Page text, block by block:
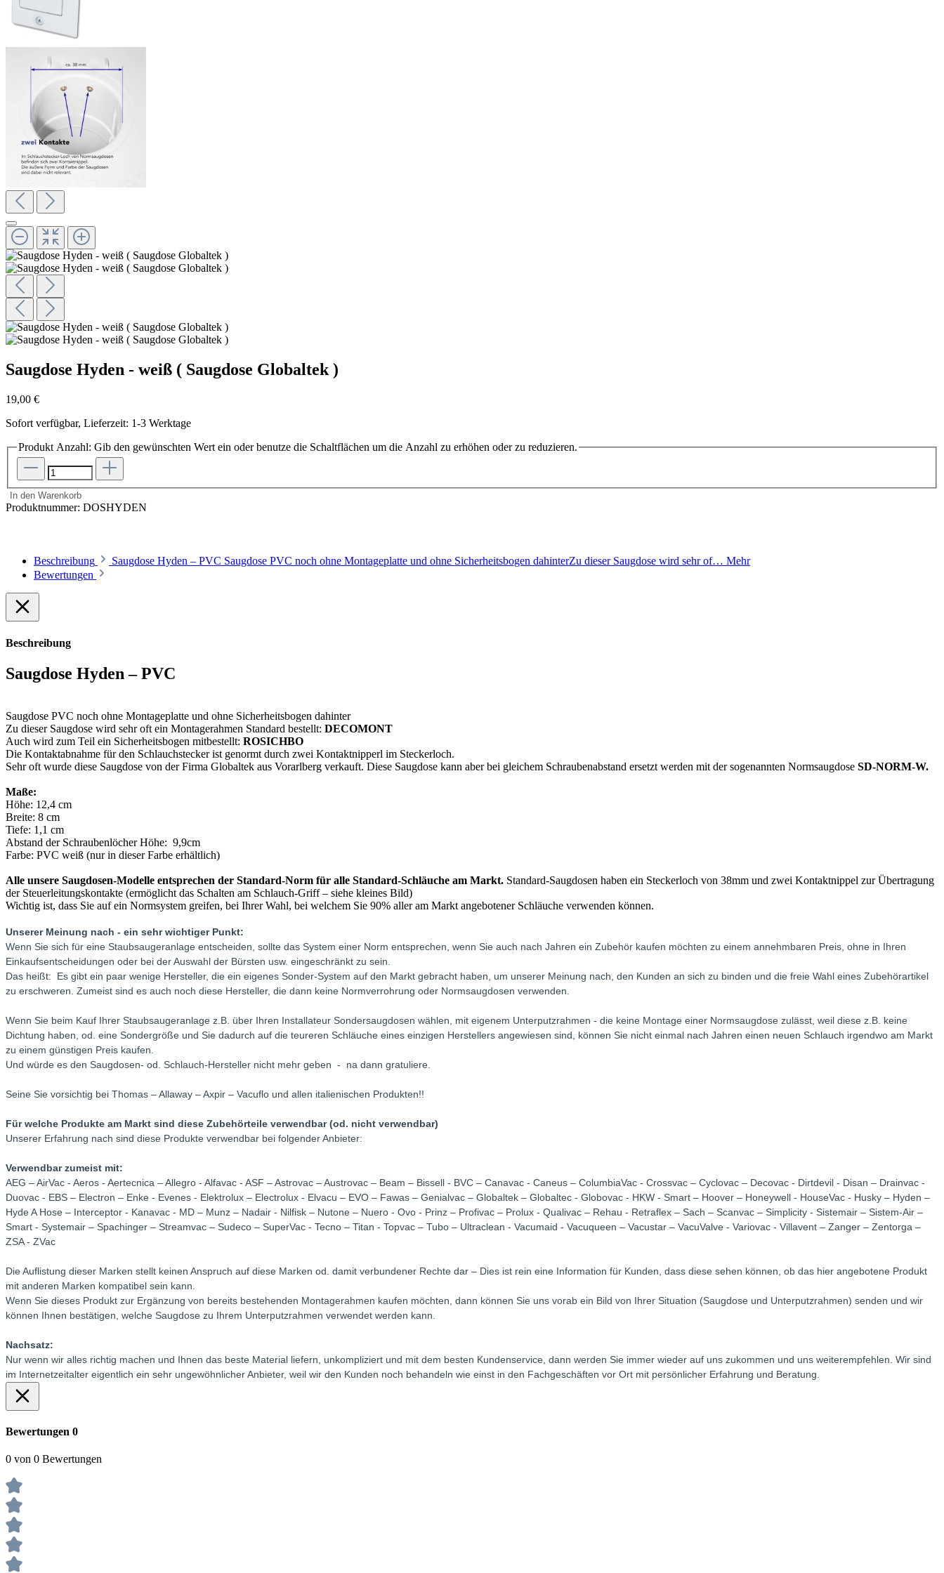
Saugdose Hyden - weiß ( Saugdose Globaltek )
19,00 €
Sofort verfügbar, Lieferzeit: 1-3 Werktage
Produkt Anzahl: Gib den gewünschten Wert ein oder benutze die Schaltflächen um die Anzahl zu erhöhen oder zu reduzieren.
In den Warenkorb
Produktnummer: DOSHYDEN
Beschreibung Saugdose Hyden – PVC Saugdose PVC noch ohne Montageplatte und ohne Sicherheitsbogen dahinterZu dieser Saugdose wird sehr of… Mehr
Bewertungen
Beschreibung
Saugdose Hyden – PVC
Saugdose PVC noch ohne Montageplatte und ohne Sicherheitsbogen dahinter
Zu dieser Saugdose wird sehr oft ein Montagerahmen Standard bestellt: DECOMONT
Auch wird zum Teil ein Sicherheitsbogen mitbestellt: ROSICHBO
Die Kontaktabnahme für den Schlauchstecker ist genormt durch zwei Kontaktnipperl im Steckerloch.
Sehr oft wurde diese Saugdose von der Firma Globaltek aus Vorarlberg verkauft. Diese Saugdose kann aber bei gleichem Schraubenabstand ersetzt werden mit der sogenannten Normsaugdose SD-NORM-W.
Maße:
Höhe: 12,4 cm
Breite: 8 cm
Tiefe: 1,1 cm
Abstand der Schraubenlöcher Höhe: 9,9cm
Farbe: PVC weiß (nur in dieser Farbe erhältlich)
Alle unsere Saugdosen-Modelle entsprechen der Standard-Norm für alle Standard-Schläuche am Markt. Standard-Saugdosen haben ein Steckerloch von 38mm und zwei Kontaktnippel zur Übertragung
der Steuerleitungskontakte (ermöglicht das Schalten am Schlauch-Griff – siehe kleines Bild)
Wichtig ist, dass Sie auf ein Normsystem greifen, bei Ihrer Wahl, bei welchem Sie 90% aller am Markt angebotener Schläuche verwenden können.
Unserer Meinung nach - ein sehr wichtiger Punkt:
Wenn Sie sich für eine Staubsaugeranlage entscheiden, sollte das System einer Norm entsprechen, wenn Sie auch nach Jahren ein Zubehör kaufen möchten zu einem annehmbaren Preis, ohne in Ihren
Einkaufsentscheidungen oder bei der Auswahl der Bürsten usw. eingeschränkt zu sein.
Das heißt: Es gibt ein paar wenige Hersteller, die ein eigenes Sonder-System auf den Markt gebracht haben, um unserer Meinung nach, den Kunden an sich zu binden und die freie Wahl eines Zubehörartikel
zu erschweren. Zumeist sind es auch noch diese Hersteller, die dann keine Normverrohrung oder Normsaugdosen verwenden.
Wenn Sie beim Kauf Ihrer Staubsaugeranlage z.B. über Ihren Installateur Sondersaugdosen wählen, mit eigenem Unterputzrahmen - die keine Montage einer Normsaugdose zulässt, weil diese z.B. keine
Dichtung haben, od. eine Sondergröße und Sie dadurch auf die teureren Schläuche eines einzigen Herstellers angewiesen sind, können Sie nicht einmal nach Jahren einen neuen Schlauch irgendwo am Markt
zu einem günstigen Preis kaufen.
Und würde es den Saugdosen- od. Schlauch-Hersteller nicht mehr geben - na dann gratuliere.
Seine Sie vorsichtig bei Thomas – Allaway – Axpir – Vacuflo und allen italienischen Produkten!!
Für welche Produkte am Markt sind diese Zubehörteile verwendbar (od. nicht verwendbar)
Unserer Erfahrung nach sind diese Produkte verwendbar bei folgender Anbieter:
Verwendbar zumeist mit:
AEG – AirVac - Aeros - Aertecnica – Allegro - Alfavac - ASF – Astrovac – Austrovac – Beam – Bissell - BVC – Canavac - Caneus – ColumbiaVac - Crossvac – Cyclovac – Decovac - Dirtdevil - Disan – Drainvac -
Duovac - EBS – Electron – Enke - Evenes - Elektrolux – Electrolux - Elvacu – EVO – Fawas – Genialvac – Globaltek – Globaltec - Globovac - HKW - Smart – Hoover – Honeywell - HouseVac - Husky – Hyden –
Hyde A Hose – Interceptor - Kanavac - MD – Munz – Nadair - Nilfisk – Nutone – Nuero - Ovo - Prinz – Profivac – Prolux - Qualivac – Rehau - Retraflex – Sach – Scanvac – Simplicity - Sistemair – Sistem-Air –
Smart - Systemair – Spachinger – Streamvac – Sudeco – SuperVac - Tecno – Titan - Topvac – Tubo – Ultraclean - Vacumaid - Vacuqueen – Vacustar – VacuValve - Variovac - Villavent – Zanger – Zentorga –
ZSA - ZVac
Die Auflistung dieser Marken stellt keinen Anspruch auf diese Marken od. damit verbundener Rechte dar – Dies ist rein eine Information für Kunden, dass diese sehen können, ob das hier angebotene Produkt
mit anderen Marken kompatibel sein kann.
Wenn Sie dieses Produkt zur Ergänzung von bereits bestehenden Montagerahmen kaufen möchten, dann können Sie uns vorab ein Bild von Ihrer Situation (Saugdose und Unterputzrahmen) senden und wir
können Ihnen bestätigen, welche Saugdose zu Ihrem Unterputzrahmen verwendet werden kann.
Nachsatz:
Nur wenn wir alles richtig machen und Ihnen das beste Material liefern, unkompliziert und mit dem besten Kundenservice, dann werden Sie immer wieder auf uns zukommen und uns weiterempfehlen. Wir sind
im Internetzeitalter eigentlich ein sehr ungewöhnlicher Anbieter, weil wir den Kunden noch behandeln wie einst in den Fachgeschäften vor Ort mit persönlicher Erfahrung und Beratung.
Bewertungen 0
0 von 0 Bewertungen